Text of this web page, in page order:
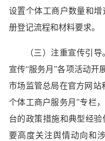
设置个体工商户数量和
册登记流程和材料要求。
（三）注重宣传引
宣传“服务月”各项活动开
市场监管总局在官方网站
个体工商户服务月”专栏
台的政策措施和典型经验
要高度关注舆情动向和